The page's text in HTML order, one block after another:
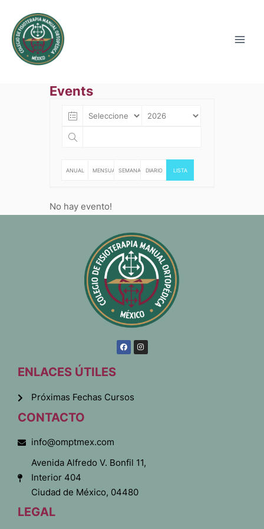
Events
ANUAL MENSUAL SEMANAL DIARIO LISTA
No hay evento!
ENLACES ÚTILES
Próximas Fechas Cursos
CONTACTO
info@omptmex.com
Avenida Alfredo V. Bonfil 11,
Interior 404
Ciudad de México, 04480
LEGAL